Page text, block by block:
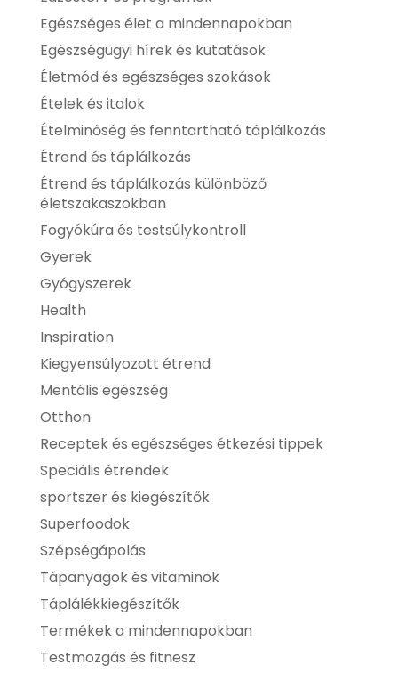
Egészséges élet a mindennapokban
Egészségügyi hírek és kutatások
Életmód és egészséges szokások
Ételek és italok
Ételminőség és fenntartható táplálkozás
Étrend és táplálkozás
Étrend és táplálkozás különböző
életszakaszokban
Fogyókúra és testsúlykontroll
Gyerek
Gyógyszerek
Health
Inspiration
Kiegyensúlyozott étrend
Mentális egészség
Otthon
Receptek és egészséges étkezési tippek
Speciális étrendek
sportszer és kiegészítők
Superfoodok
Szépségápolás
Tápanyagok és vitaminok
Táplálékkiegészítők
Termékek a mindennapokban
Testmozgás és fitnesz